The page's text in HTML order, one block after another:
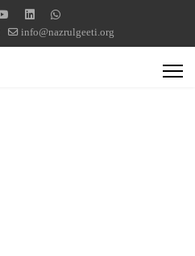
info@nazrulgeeti.org